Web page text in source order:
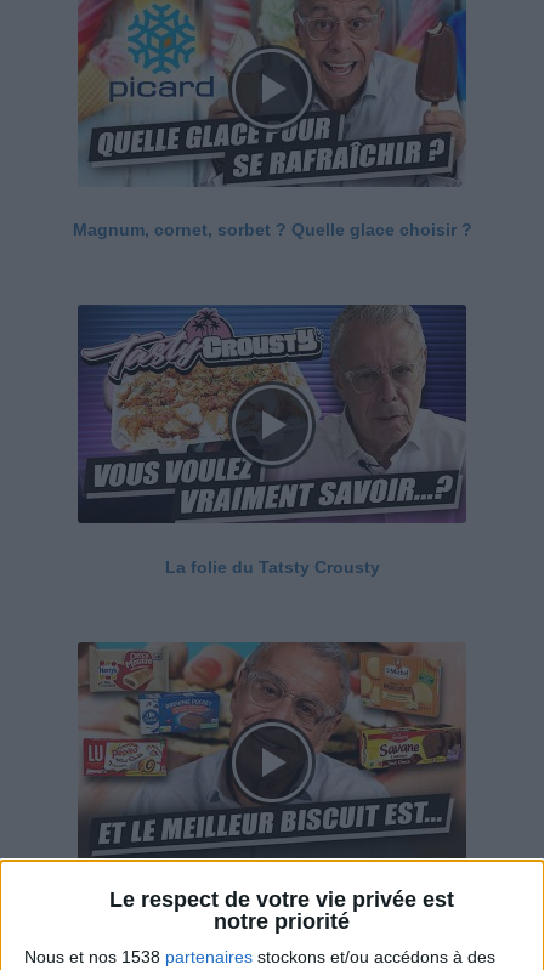
Le respect de votre vie privée est
notre priorité
Nous et nos 1538 partenaires stockons et/ou accédons à des
Magnum, cornet, sorbet ? Quelle glace choisir ?
La folie du Tatsty Crousty
Savane, LU, Pepito, Harrys... Que valent vraiment
ces gâteaux ?